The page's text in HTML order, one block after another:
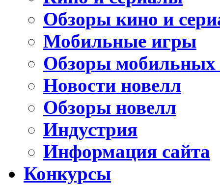
Обзоры кино и
Мобильные игры
Обзоры мобильных
Новости новелл
Обзоры новелл
Индустрия
Информация сайта
Конкурсы